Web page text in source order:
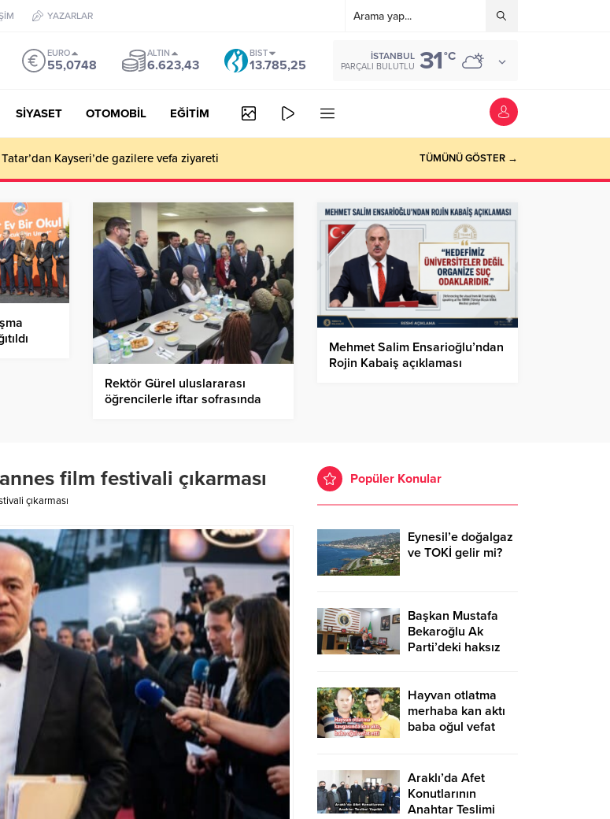
YAZARLAR
EURO
55,0748
ALTIN
6.623,43
BIST
13.785,25
İSTANBUL
PARÇALI BULUTLU 31°C
SİYASET OTOMOBİL EĞİTİM
duygusal veda TÜMÜNÜ GÖSTER →
Rektör Gürel uluslararası
öğrencilerle iftar sofrasında
Mehmet Salim Ensarioğlu’ndan
Rojin Kabaiş açıklaması
film festivali çıkarması
çıkarması
Popüler Konular
Eynesil’e doğalgaz
ve TOKİ gelir mi?
Başkan Mustafa
Bekaroğlu Ak
Parti’deki haksız
Hayvan otlatma
merhaba kan aktı
baba oğul vefat
Araklı’da Afet
Konutlarının
Anahtar Teslimi